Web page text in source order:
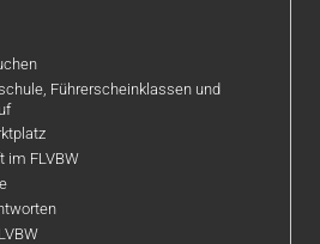
Führerscheinklassen und
im FLVBW